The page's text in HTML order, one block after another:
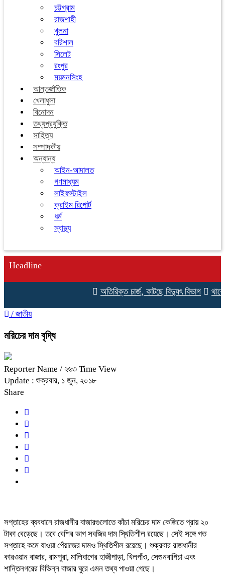
চট্টগ্রাম
রাজশাহী
খুলনা
বরিশাল
সিলেট
রংপুর
ময়মনসিংহ
আন্তর্জাতিক
খেলাধুলা
বিনোদন
তথ্যপ্রযুক্তি
সাহিত্য
সম্পাদকীয়
অন্যান্য
আইন-আদালত
গণমাধ্যম
লাইফস্টাইল
ক্রাইম রিপোর্ট
ধর্ম
স্বাস্থ্য
Headline
অতিরিক্ত চার্জ, কাটছে বিদ্যুৎ বিভাগ থাকো,
/ জাতীয়
মরিচের দাম বৃদ্ধি
Reporter Name / ২৬৩ Time View
Update : শুক্রবার, ১ জুন, ২০১৮
Share
সপ্তাহের ব্যবধানে রাজধানীর বাজারগুলোতে কাঁচা মরিচের দাম কেজিতে প্রায় ২০
টাকা বেড়েছে। তবে বেশির ভাগ সবজির দাম স্থিতিশীল রয়েছে। সেই সঙ্গে গত
সপ্তাহে কমে যাওয়া পেঁয়াজের দামও স্থিতিশীল রয়েছে। শুক্রবার রাজধানীর
কারওয়ান বাজার, রামপুরা, মালিবাগের হাজীপাড়া, খিলগাঁও, সেগুনবাগিচা এবং
শান্তিনগরের বিভিন্ন বাজার ঘুরে এমন তথ্য পাওয়া গেছে।